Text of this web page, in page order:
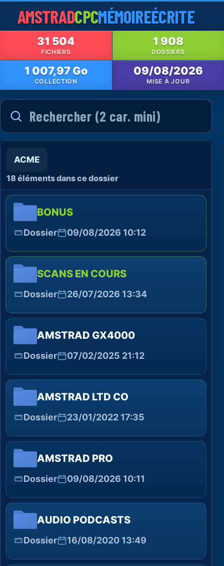
AMSTRADCPCMÉMOIREÉCRITE
31 504
FICHIERS
1 908
DOSSIERS
1 007,97 Go
COLLECTION
09/08/2026
MISE À JOUR
ACME
18 éléments dans ce dossier
BONUS
Dossier 09/08/2026 10:12
SCANS EN COURS
Dossier 26/07/2026 13:34
AMSTRAD GX4000
Dossier 07/02/2025 21:12
AMSTRAD LTD CO
Dossier 23/01/2022 17:35
AMSTRAD PRO
Dossier 09/08/2026 10:11
AUDIO PODCASTS
Dossier 16/08/2020 13:49